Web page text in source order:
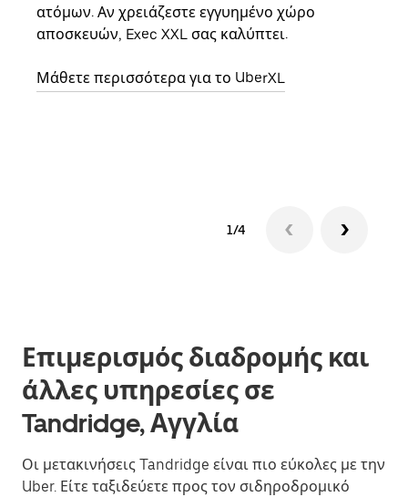
ατόμων. Αν χρειάζεστε εγγυημένο χώρο
αποσκευών, Exec XXL σας καλύπτει.
Μάθετε περισσότερα για το UberXL
1/4
Επιμερισμός διαδρομής και
άλλες υπηρεσίες σε
Tandridge, Αγγλία
Οι μετακινήσεις Tandridge είναι πιο εύκολες με την
Uber. Είτε ταξιδεύετε προς τον σιδηροδρομικό